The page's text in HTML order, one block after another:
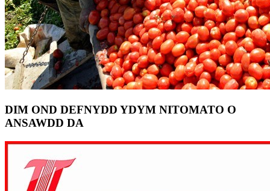
DIM OND DEFNYDD YDYM NITOMATO O
ANSAWDD DA